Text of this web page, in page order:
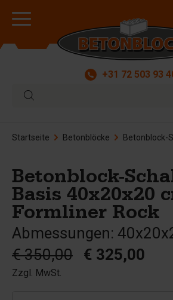
+31 72 503 93
Startseite Betonblöcke Betonblock-Schalung
Betonblock-
Basis 40x20x20
Formliner Rock
Abmessungen:
€ 350,00
€ 325,00
Zzgl. MwSt.